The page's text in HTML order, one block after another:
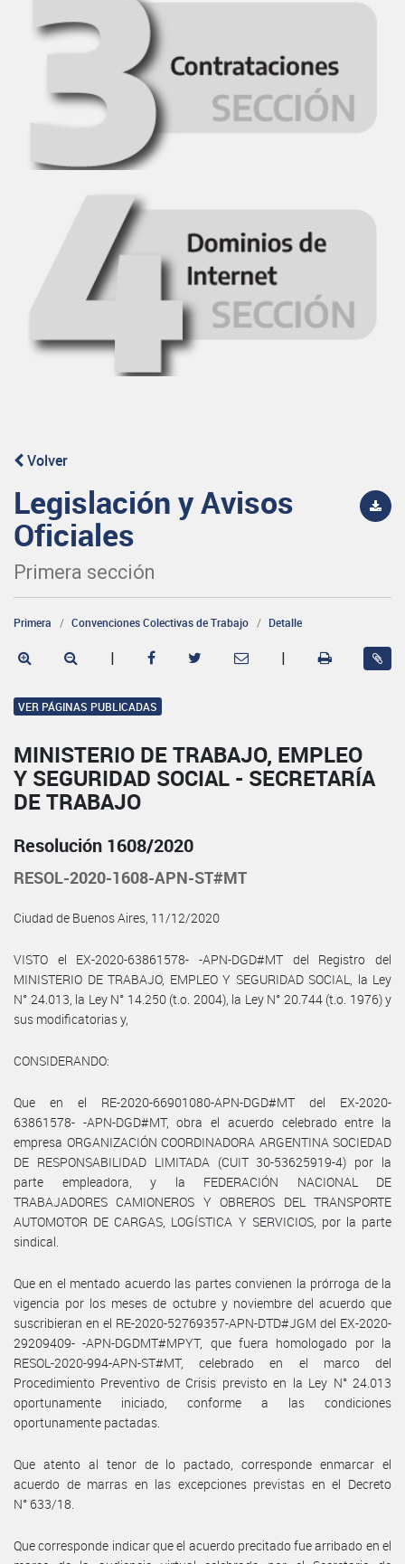
Volver
Legislación y Avisos
Oficiales
Primera sección
Primera Convenciones Colectivas de Trabajo Detalle
| |
VER PÁGINAS PUBLICADAS
MINISTERIO DE TRABAJO, EMPLEO
Y SEGURIDAD SOCIAL - SECRETARÍA
DE TRABAJO
Resolución 1608/2020
RESOL-2020-1608-APN-ST#MT
Ciudad de Buenos Aires, 11/12/2020
VISTO el EX-2020-63861578- -APN-DGD#MT del Registro del
MINISTERIO DE TRABAJO, EMPLEO Y SEGURIDAD SOCIAL, la Ley
N° 24.013, la Ley N° 14.250 (t.o. 2004), la Ley N° 20.744 (t.o. 1976) y
sus modificatorias y,
CONSIDERANDO:
Que en el RE-2020-66901080-APN-DGD#MT del EX-2020-
63861578- -APN-DGD#MT, obra el acuerdo celebrado entre la
empresa ORGANIZACIÓN COORDINADORA ARGENTINA SOCIEDAD
DE RESPONSABILIDAD LIMITADA (CUIT 30-53625919-4) por la
parte empleadora, y la FEDERACIÓN NACIONAL DE
TRABAJADORES CAMIONEROS Y OBREROS DEL TRANSPORTE
AUTOMOTOR DE CARGAS, LOGÍSTICA Y SERVICIOS, por la parte
sindical.
Que en el mentado acuerdo las partes convienen la prórroga de la
vigencia por los meses de octubre y noviembre del acuerdo que
suscribieran en el RE-2020-52769357-APN-DTD#JGM del EX-2020-
29209409- -APN-DGDMT#MPYT, que fuera homologado por la
RESOL-2020-994-APN-ST#MT, celebrado en el marco del
Procedimiento Preventivo de Crisis previsto en la Ley N° 24.013
oportunamente iniciado, conforme a las condiciones
oportunamente pactadas.
Que atento al tenor de lo pactado, corresponde enmarcar el
acuerdo de marras en las excepciones previstas en el Decreto
N° 633/18.
Que corresponde indicar que el acuerdo precitado fue arribado en el